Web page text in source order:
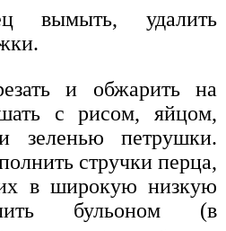
вымыть, удалить
и обжарить на
с рисом, яйцом,
зеленью петрушки.
стручки перца,
в широкую низкую
бульоном (в